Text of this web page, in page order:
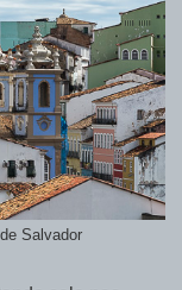
Salvador